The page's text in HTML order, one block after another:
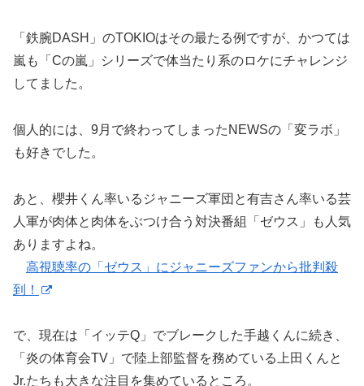
「鉄腕DASH」のTOKIOはその最たる例ですが、かつては
嵐も「Cの嵐」シリーズで体当たり系のロケにチャレンジ
してました。
個人的には、9月で終わってしまったNEWSの「変ラボ」
も好きでした。
あと、櫻井くん率いるジャニーズ軍団と有吉さん率いる芸
人軍が肉体と肉体をぶつけ合う対決番組「ゼウス」も人気
ありますよね。
高視聴率の「ゼウス」にジャニーズファンから批判殺
到！
で、現在は「イッテQ」でブレークした手越くんに続き、
「炎の体育会TV」で陸上部監督を務めている上田くんと
Jr.たちも大きな注目を集めているところ。